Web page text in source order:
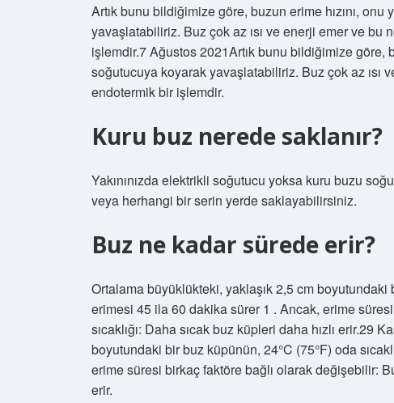
Artık bunu bildiğimize göre, buzun erime hızını, onu
yavaşlatabiliriz. Buz çok az ısı ve enerji emer ve
işlemdir.7 Ağustos 2021Artık bunu bildiğimize göre,
soğutucuya koyarak yavaşlatabiliriz. Buz çok az
endotermik bir işlemdir.
Kuru buz nerede saklanır?
Yakınınızda elektrikli soğutucu yoksa kuru buzu
veya herhangi bir serin yerde saklayabilirsiniz.
Buz ne kadar sürede erir?
Ortalama büyüklükteki, yaklaşık 2,5 cm boyutundaki
erimesi 45 ila 60 dakika sürer 1 . Ancak, erime
sıcaklığı: Daha sıcak buz küpleri daha hızlı erir.29
boyutundaki bir buz küpünün, 24°C (75°F) oda
erime süresi birkaç faktöre bağlı olarak değişebilir:
erir.